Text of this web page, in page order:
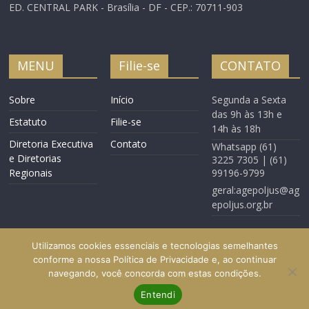
ED. CENTRAL PARK - Brasília - DF - CEP.: 70711-903
MENU
Sobre
Estatuto
Diretoria Executiva
e Diretorias
Regionais
Filie-se
Início
Filie-se
Contato
CONTATO
Segunda a Sexta
das 9h às 13h e
14h às 18h
Whatsapp (61)
3225 7305 | (61)
99196-9799
geral:agepoljus@ag
epoljus.org.br
Início Filie-se Contato
Utilizamos cookies essenciais e tecnologias semelhantes
conforme a nossa Política de Privacidade e, ao continuar
navegando, você concorda com estas condições.
Entendi